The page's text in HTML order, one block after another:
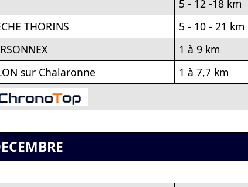
5 - 12 -18 km
THORINS
5 - 10 - 21 km
1 à 9 km
sur Chalaronne
1 à 7,7 km